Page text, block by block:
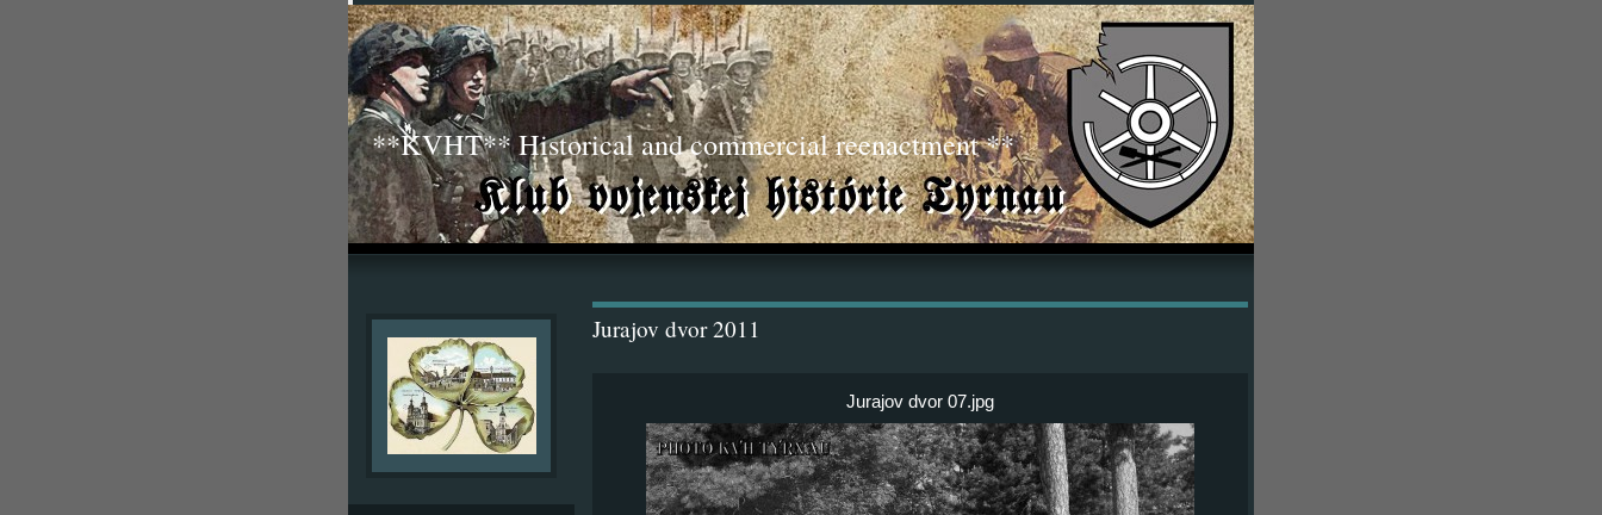
**KVHT** Historical and commercial reenactment **
Jurajov dvor 2011
Jurajov dvor 07.jpg